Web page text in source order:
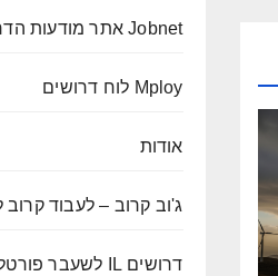
Jobnet אתר מודעות הדרושים
Mploy לוח דרושים
אודות
ג'וב קרוב – לעבוד קרוב
דרושים IL לשעבר פורטל דרושים